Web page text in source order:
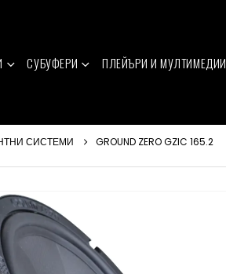
СУБУФЕРИ ПЛЕЙЪРИ И МУЛТИМЕДИИ
СИСТЕМИ GROUND ZERO GZIC 165.2